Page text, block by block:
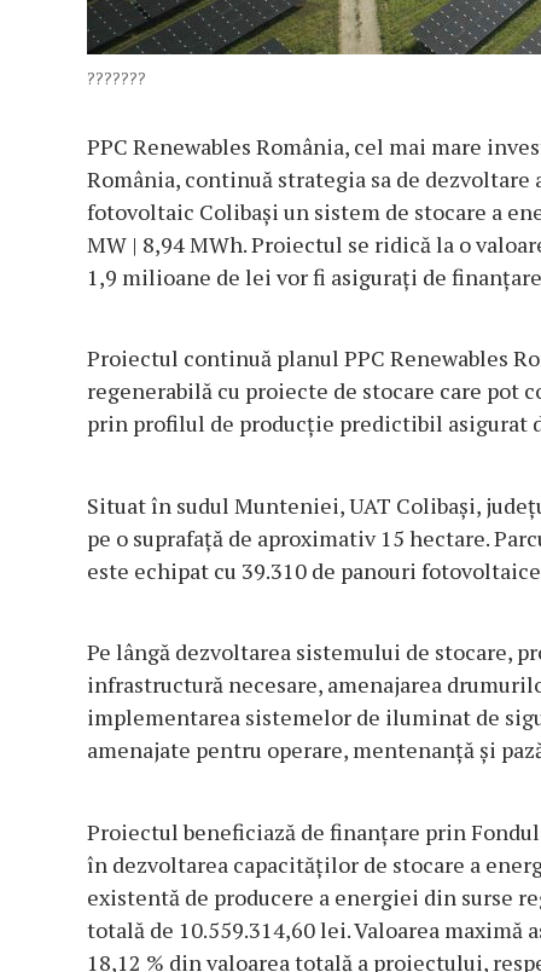
???????
PPC Renewables România, cel mai mare
România, continuă strategia sa de
fotovoltaic Colibași un sistem de stocare a
MW | 8,94 MWh. Proiectul se ridică la o
1,9 milioane de lei vor fi asigurați de
Proiectul continuă planul PPC Renewables
regenerabilă cu proiecte de stocare care
prin profilul de producție predictibil asigurat
Situat în sudul Munteniei, UAT Colibași,
pe o suprafață de aproximativ 15 hectare.
este echipat cu 39.310 de panouri
Pe lângă dezvoltarea sistemului de stocare,
infrastructură necesare, amenajarea
implementarea sistemelor de iluminat de
amenajate pentru operare, mentenanță și
Proiectul beneficiază de finanțare prin
în dezvoltarea capacităților de stocare a
existentă de producere a energiei din surse
totală de 10.559.314,60 lei. Valoarea
18,12 % din valoarea totală a proiectului,